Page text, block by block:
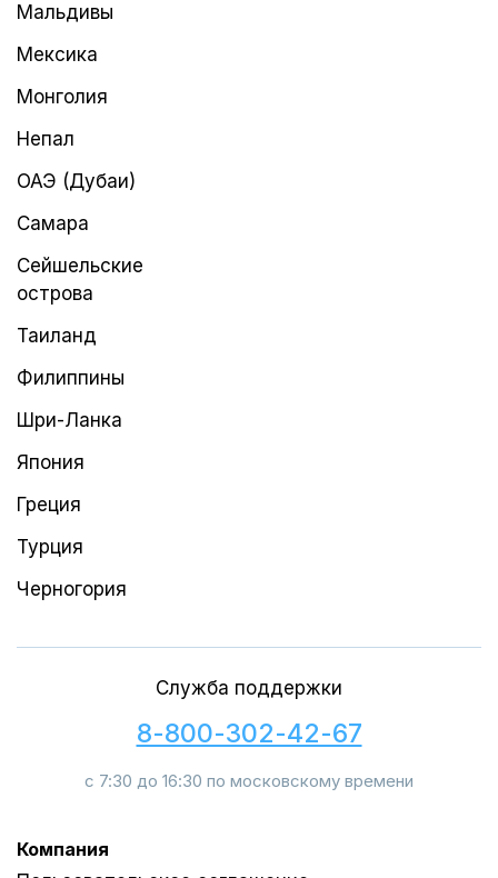
Служба поддержки
8-800-302-42-67
с 7:30 до 16:30 по московскому времени
Мальдивы
Мексика
Монголия
Непал
ОАЭ (Дубаи)
Самара
Сейшельские
острова
Таиланд
Филиппины
Шри-Ланка
Япония
Греция
Турция
Черногория
Компания